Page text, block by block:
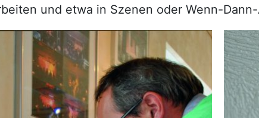
und etwa in Szenen oder Wenn-